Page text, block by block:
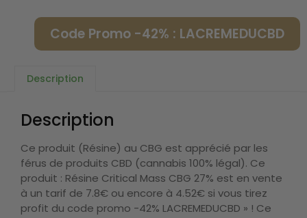
Code Promo -42% : LACREMEDUCBD
Description
Description
Ce produit (Résine) au CBG est apprécié par les
férus de produits CBD (cannabis 100% légal). Ce
produit : Résine Critical Mass CBG 27% est en vente
à un tarif de 7.8€ ou encore à 4.52€ si vous tirez
profit du code promo -42% LACREMEDUCBD » ! Ce